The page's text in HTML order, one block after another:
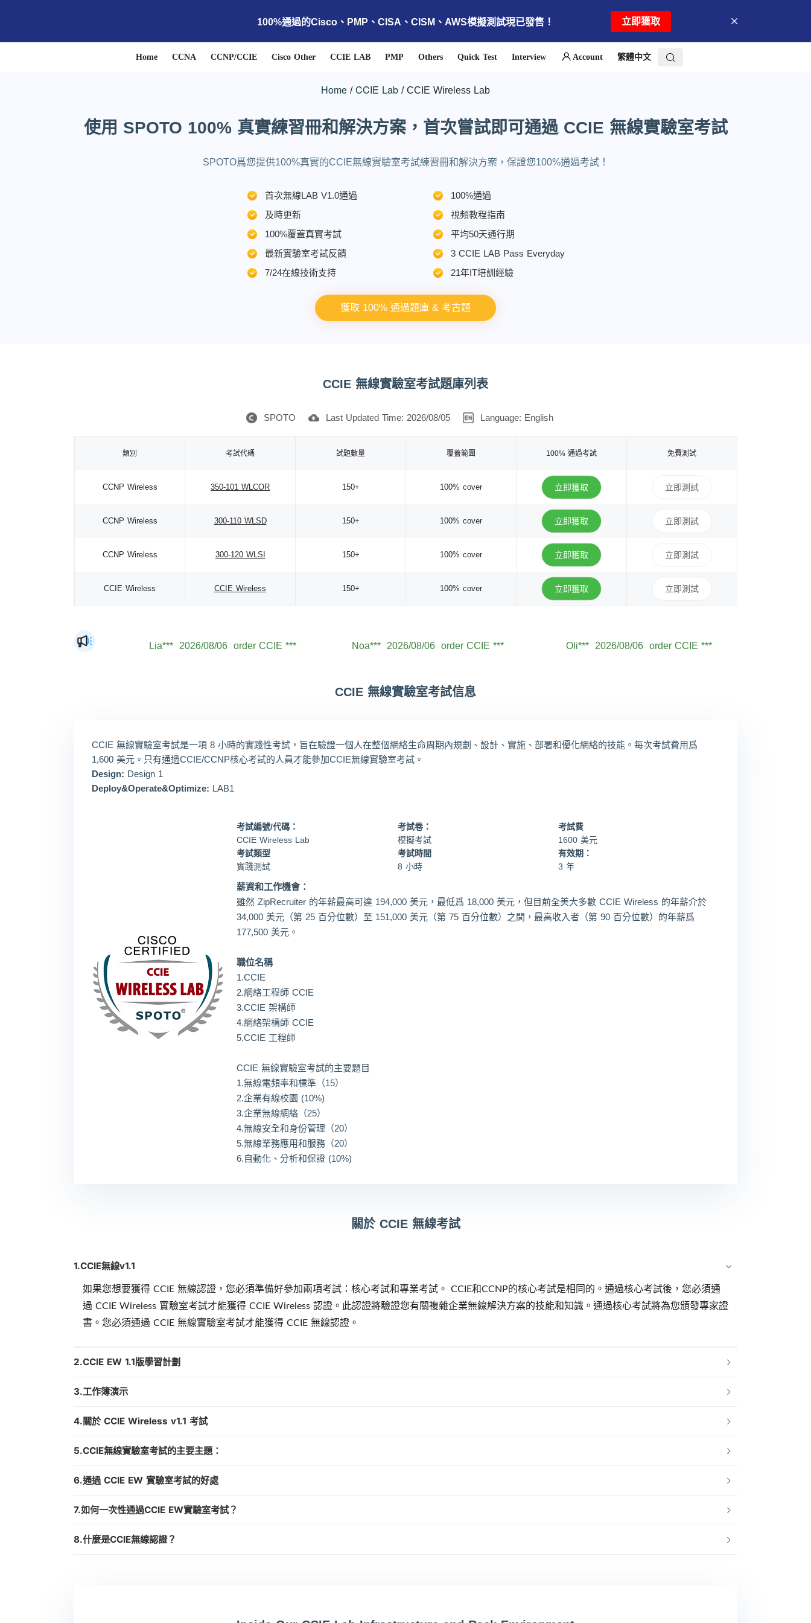
100%通過的Cisco、PMP、CISA、CISM、AWS模擬測試現已發售！ 立即獲取
Home CCNA CCNP/CCIE Cisco Other CCIE LAB PMP Others Quick Test Interview Account 繁體中文
Home CCIE Lab CCIE Wireless Lab
使用 SPOTO 100% 真實練習冊和解決方案，首次嘗試即可通過 CCIE 無線實驗室考試
SPOTO爲您提供100%真實的CCIE無線實驗室考試練習冊和解決方案，保證您100%通過考試！
首次無線LAB V1.0通過
及時更新
100%覆蓋真實考試
最新實驗室考試反饋
7/24在線技術支持
100%通過
視頻教程指南
平均50天通行期
3 CCIE LAB Pass Everyday
21年IT培訓經驗
獲取 100% 通過題庫 & 考古題
CCIE 無線實驗室考試題庫列表
SPOTO Last Updated Time: 2026/08/05 Language: English
類別 考試代碼 試題數量 覆蓋範圍 100% 通過考試 免費測試
CCNP Wireless 350-101 WLCOR 150+ 100% cover 立即獲取 立即測試
CCNP Wireless 300-110 WLSD 150+ 100% cover 立即獲取 立即測試
CCNP Wireless 300-120 WLSI 150+ 100% cover 立即獲取 立即測試
CCIE Wireless CCIE Wireless 150+ 100% cover 立即獲取 立即測試
Lia*** 2026/08/06 order CCIE *** Noa*** 2026/08/06 order CCIE *** Oli*** 2026/08/06 order CCIE ***
Hen*** 2026/08/06 order CCIE ***
Jac*** 2026/08/06 order CCIE *** Lev*** 2026/08/06 order CCIE *** Seb*** 2026/08/06 order CCIE ***
Mat***
CCIE 無線實驗室考試信息
CCIE 無線實驗室考試是一項 8 小時的實踐性考試，旨在驗證一個人在整個網絡生命周期內規劃、設計、實施、部署和優化網絡的技能。每次考試費用爲
1,600 美元。只有通過CCIE/CCNP核心考試的人員才能參加CCIE無線實驗室考試。
Design: Design 1
Deploy&Operate&Optimize: LAB1
考試編號/代碼：
CCIE Wireless Lab
考試卷：
模擬考試
考試費
1600 美元
考試類型
實踐測試
考試時間
8 小時
有效期：
3 年
薪資和工作機會：
雖然 ZipRecruiter 的年薪最高可達 194,000 美元，最低爲 18,000 美元，但目前全美大多數 CCIE Wireless 的年薪介於
34,000 美元（第 25 百分位數）至 151,000 美元（第 75 百分位數）之間，最高收入者（第 90 百分位數）的年薪爲
177,500 美元。
職位名稱
1.CCIE
2.網絡工程師 CCIE
3.CCIE 架構師
4.網絡架構師 CCIE
5.CCIE 工程師
CCIE 無線實驗室考試的主要題目
1.無線電頻率和標準（15）
2.企業有線校園 (10%)
3.企業無線網絡（25）
4.無線安全和身份管理（20）
5.無線業務應用和服務（20）
6.自動化、分析和保證 (10%)
關於 CCIE 無線考試
1.CCIE無線v1.1
如果您想要獲得 CCIE 無線認證，您必須準備好參加兩項考試：核心考試和專業考試。 CCIE和CCNP的核心考試是相同的。通過核心考試後，您必須通
過 CCIE Wireless 實驗室考試才能獲得 CCIE Wireless 認證。此認證將驗證您有關複雜企業無線解決方案的技能和知識。通過核心考試將為您頒發專家證
書。您必須通過 CCIE 無線實驗室考試才能獲得 CCIE 無線認證。
2.CCIE EW 1.1版學習計劃
3.工作簿演示
4.關於 CCIE Wireless v1.1 考試
5.CCIE無線實驗室考試的主要主題：
6.通過 CCIE EW 實驗室考試的好處
7.如何一次性通過CCIE EW實驗室考試？
8.什麼是CCIE無線認證？